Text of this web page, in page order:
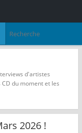
d'artistes
du moment et les
2026 !